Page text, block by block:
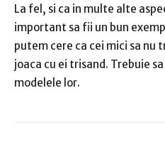
La fel, si ca in multe alte
important sa fii un bun
putem cere ca cei mici sa nu
joaca cu ei trisand. Trebuie
modelele lor.